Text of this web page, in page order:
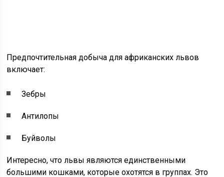
Предпочтительная добыча для африканских львов
включает:
Зебры
Антилопы
Буйволы
Интересно, что львы являются единственными
большими кошками, которые охотятся в группах. Это